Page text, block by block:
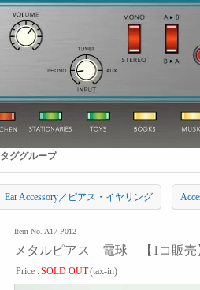
タググループ
Ear Accessory／ピアス・イヤリング
Item No. A17-P012
メタルピアス 電球 【1コ販売
Price :SOLD OUT(tax-in)